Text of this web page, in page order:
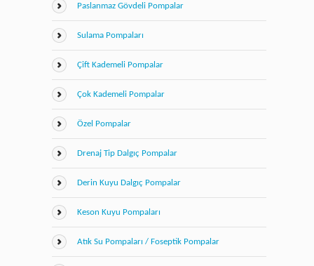
Paslanmaz Gövdeli Pompalar
Sulama Pompaları
Çift Kademeli Pompalar
Çok Kademeli Pompalar
Özel Pompalar
Drenaj Tip Dalgıç Pompalar
Derin Kuyu Dalgıç Pompalar
Keson Kuyu Pompaları
Atık Su Pompaları / Foseptik Pompalar